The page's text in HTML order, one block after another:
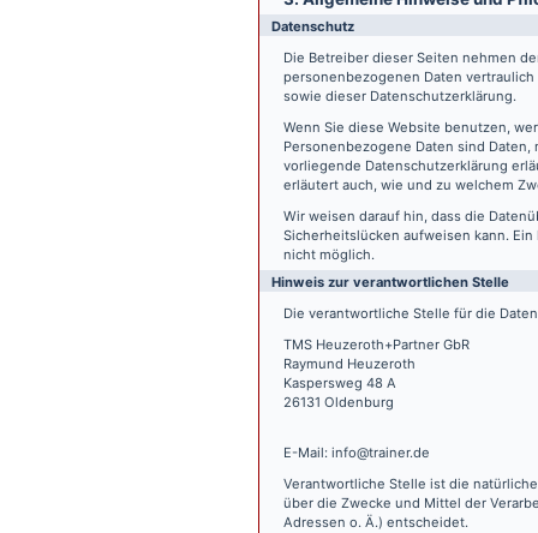
Datenschutz
Die Betreiber dieser Seiten nehmen
personenbezogenen Daten
sowie dieser Datenschutzerklärung.
Wenn Sie diese Website benutzen,
Personenbezogene Daten sind
vorliegende Datenschutzerklärung
erläutert auch, wie und zu welchem
Wir weisen darauf hin, dass die
Sicherheitslücken aufweisen kann.
nicht möglich.
Hinweis zur verantwortlichen Stelle
Die verantwortliche Stelle für die
TMS Heuzeroth+Partner GbR
Raymund Heuzeroth
Kaspersweg 48 A
26131 Oldenburg
E-Mail: info@trainer.de
Verantwortliche Stelle ist die
über die Zwecke und Mittel der
Adressen o. Ä.) entscheidet.